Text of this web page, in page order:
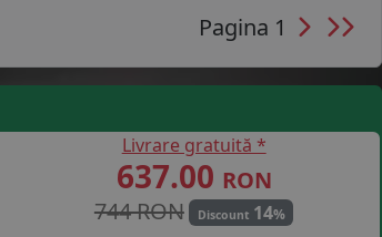
Pagina 1
Livrare gratuită *
637.00 RON
744 RON
Discount 14%